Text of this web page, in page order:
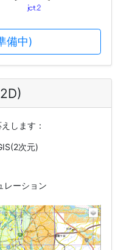
備中)
します：
次元)
レーション